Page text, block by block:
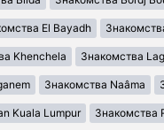
El Bayadh
Khenchela Знакомства
Знакомства Naâma
Kuala Lumpur Знакомства